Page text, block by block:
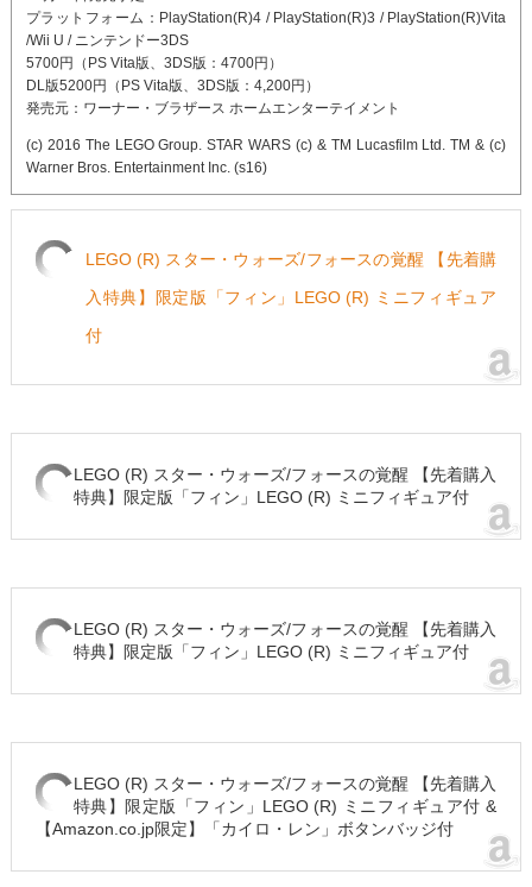
プラットフォーム：PlayStation(R)4 / PlayStation(R)3 / PlayStation(R)Vita
/Wii U / ニンテンドー3DS
5700円（PS Vita版、3DS版：4700円）
DL版5200円（PS Vita版、3DS版：4,200円）
発売元：ワーナー・ブラザース ホームエンターテイメント
(c) 2016 The LEGO Group. STAR WARS (c) & TM Lucasfilm Ltd. TM & (c)
Warner Bros. Entertainment Inc. (s16)
LEGO (R) スター・ウォーズ/フォースの覚醒 【先着購
入特典】限定版「フィン」LEGO (R) ミニフィギュア
付
LEGO (R) スター・ウォーズ/フォースの覚醒 【先着購入
特典】限定版「フィン」LEGO (R) ミニフィギュア付
LEGO (R) スター・ウォーズ/フォースの覚醒 【先着購入
特典】限定版「フィン」LEGO (R) ミニフィギュア付
LEGO (R) スター・ウォーズ/フォースの覚醒 【先着購入
特典】限定版「フィン」LEGO (R) ミニフィギュア付 &
【Amazon.co.jp限定】「カイロ・レン」ボタンバッジ付